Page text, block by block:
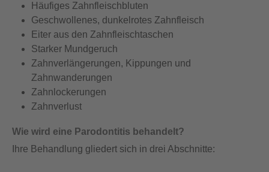
Häufiges Zahnfleischbluten
Geschwollenes, dunkelrotes Zahnfleisch
Eiter aus den Zahnfleischtaschen
Starker Mundgeruch
Zahnverlängerungen, Kippungen und
Zahnwanderungen
Zahnlockerungen
Zahnverlust
Wie wird eine Parodontitis behandelt?
Ihre Behandlung gliedert sich in drei Abschnitte: